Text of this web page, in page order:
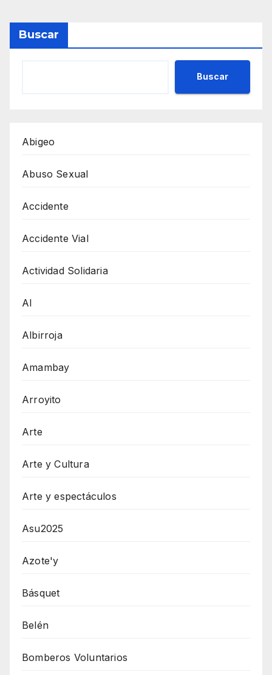
Buscar
Buscar
Abigeo
Abuso Sexual
Accidente
Accidente Vial
Actividad Solidaria
AI
Albirroja
Amambay
Arroyito
Arte
Arte y Cultura
Arte y espectáculos
Asu2025
Azote'y
Básquet
Belén
Bomberos Voluntarios